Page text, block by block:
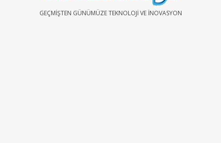
FREEGEÇMIŞTEN GÜNÜMÜZE TEKNOLOJI VE İNOVASYON